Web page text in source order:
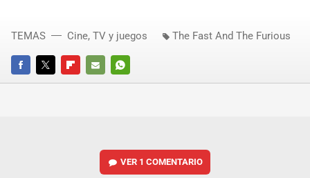
FACEBOOKTWITTERFLIPBOARD
E-
WHATSAPP
TEMAS Cine, TV y juegos The Fast And The Furious
VER 1 COMENTARIO